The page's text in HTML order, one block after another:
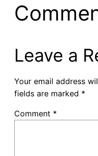
Leave a
Your email address
fields are marked *
Comment *